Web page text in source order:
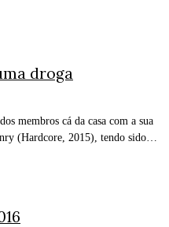
droga
membros cá da casa com a sua
(Hardcore, 2015), tendo sido…